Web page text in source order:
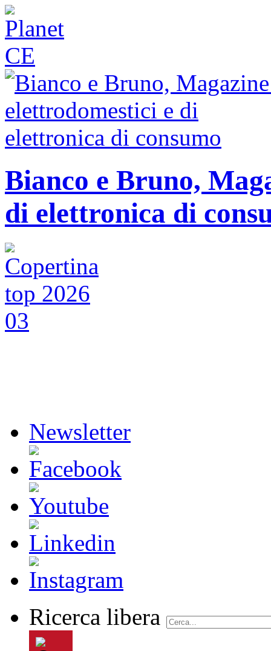
Bianco e Bruno,
di elettronica di
Newsletter
Ricerca libera